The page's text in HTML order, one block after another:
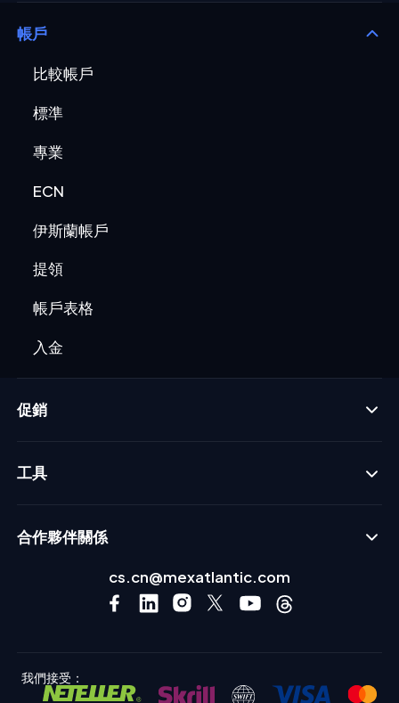
帳戶
比較帳戶
標準
專業
ECN
伊斯蘭帳戶
提領
帳戶表格
入金
促銷
工具
合作夥伴關係
cs.cn@mexatlantic.com
我們接受：